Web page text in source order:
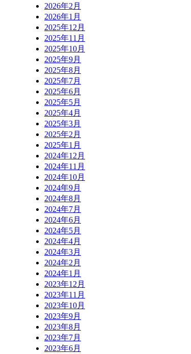
2026年2月
2026年1月
2025年12月
2025年11月
2025年10月
2025年9月
2025年8月
2025年7月
2025年6月
2025年5月
2025年4月
2025年3月
2025年2月
2025年1月
2024年12月
2024年11月
2024年10月
2024年9月
2024年8月
2024年7月
2024年6月
2024年5月
2024年4月
2024年3月
2024年2月
2024年1月
2023年12月
2023年11月
2023年10月
2023年9月
2023年8月
2023年7月
2023年6月